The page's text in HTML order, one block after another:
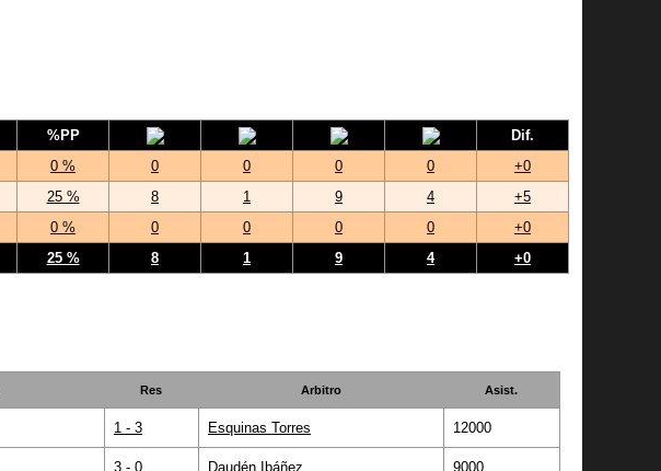
%PP
Dif.
0 % 0 0 0 0
+0
25 % 8 1 9 4
+5
0 % 0 0 0 0
+0
25 % 8 1 9 4 +0
Res Arbitro Asist.
1 - 3 Esquinas Torres 12000
3 - 0 Daudén Ibáñez 9000